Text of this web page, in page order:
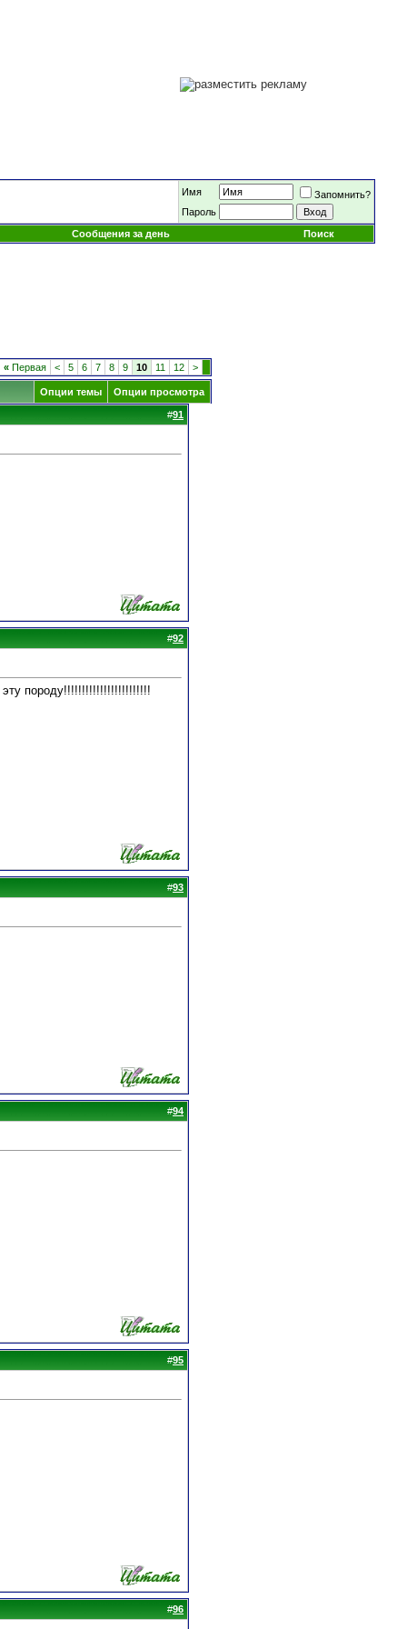
Имя
Запомнить?
Пароль
Сообщения за день
Поиск
« Первая < 5 6 7 8 9 10 11 12 >
Опции темы Опции просмотра
#91
#92
эту породу!!!!!!!!!!!!!!!!!!!!!!!!
#93
#94
#95
#96